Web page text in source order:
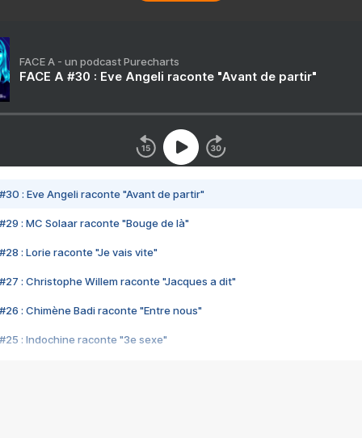
FACE A - un podcast Purecharts
FACE A #30 : Eve Angeli raconte "Avant de partir"
#30 : Eve Angeli raconte "Avant de partir"
#29 : MC Solaar raconte "Bouge de là"
#28 : Lorie raconte "Je vais vite"
#27 : Christophe Willem raconte "Jacques a dit"
#26 : Chimène Badi raconte "Entre nous"
#25 : Indochine raconte "3e sexe"